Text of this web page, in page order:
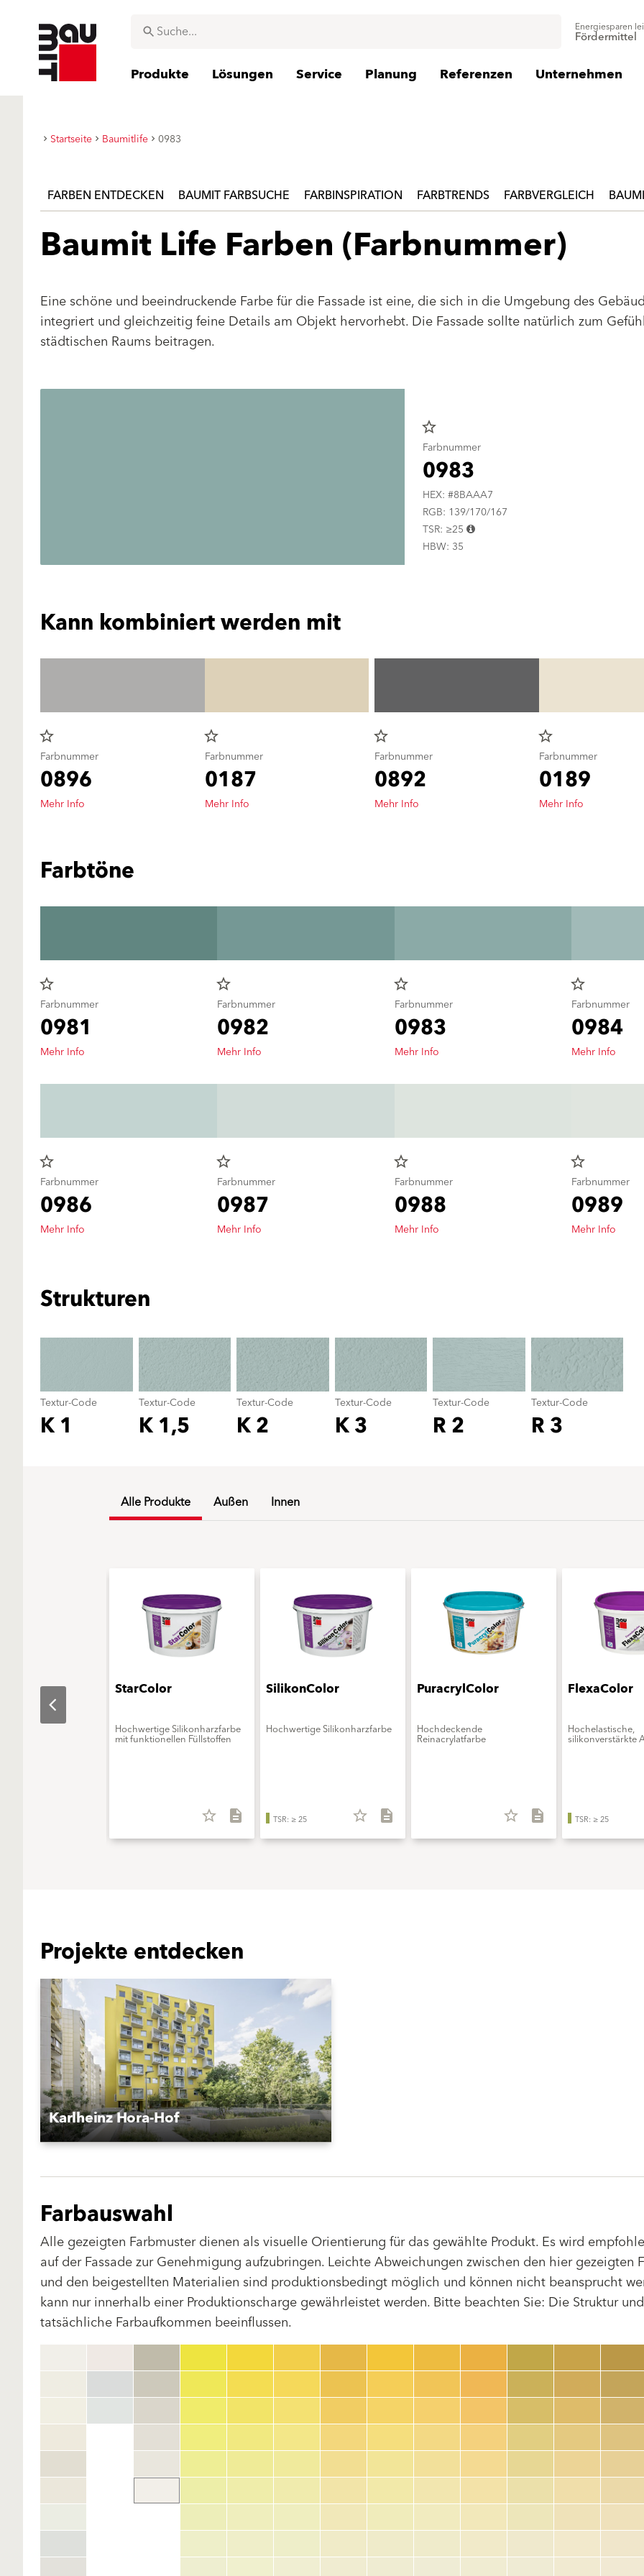
Energiesparen
Fördermittel
Produkte Lösungen Service Planung Referenzen Unternehmen
Startseite Baumitlife 0983
FARBEN ENTDECKEN BAUMIT FARBSUCHE FARBINSPIRATION FARBTRENDS FARBVERGLEICH
Baumit Life Farben (Farbnummer)
Eine schöne und beeindruckende Farbe für die Fassade ist eine, die sich in die Umgebung des
integriert und gleichzeitig feine Details am Objekt hervorhebt. Die Fassade sollte natürlich zum
städtischen Raums beitragen.
star_border
Farbnummer
0983
HEX: #8BAAA7
RGB: 139/170/167
TSR: ≥25
HBW: 35
Kann kombiniert werden mit
star_border
Farbnummer
0896
Mehr Info
star_border
Farbnummer
0187
Mehr Info
star_border
Farbnummer
0892
Mehr Info
star_border
Farbnummer
0189
Mehr Info
Farbtöne
star_border
Farbnummer
0981
Mehr Info
star_border
Farbnummer
0982
Mehr Info
star_border
Farbnummer
0983
Mehr Info
star_border
Farbnummer
0984
Mehr Info
star_border
Farbnummer
0986
Mehr Info
star_border
Farbnummer
0987
Mehr Info
star_border
Farbnummer
0988
Mehr Info
star_border
Farbnummer
0989
Mehr Info
Strukturen
Textur-Code
K 1
Textur-Code
K 1,5
Textur-Code
K 2
Textur-Code
K 3
Textur-Code
R 2
Textur-Code
R 3
Alle Produkte Außen Innen
StarColor
Hochwertige Silikonharzfarbe
mit funktionellen Füllstoffen
star_border description
SilikonColor
Hochwertige Silikonharzfarbe
TSR: ≥ 25 star_border description
PuracrylColor
Hochdeckende
Reinacrylatfarbe
star_border description
FlexaColor
Hochelastische,
silikonverstärkte
TSR: ≥ 25
Projekte entdecken
Karlheinz Hora-Hof
Farbauswahl
Alle gezeigten Farbmuster dienen als visuelle Orientierung für das gewählte Produkt. Es wird
auf der Fassade zur Genehmigung aufzubringen. Leichte Abweichungen zwischen den hier gezeigten
und den beigestellten Materialien sind produktionsbedingt möglich und können nicht beansprucht
kann nur innerhalb einer Produktionscharge gewährleistet werden. Bitte beachten Sie: Die Struktur
tatsächliche Farbaufkommen beeinflussen.
color_name
HEX:hex_code
HBW:hbw_code